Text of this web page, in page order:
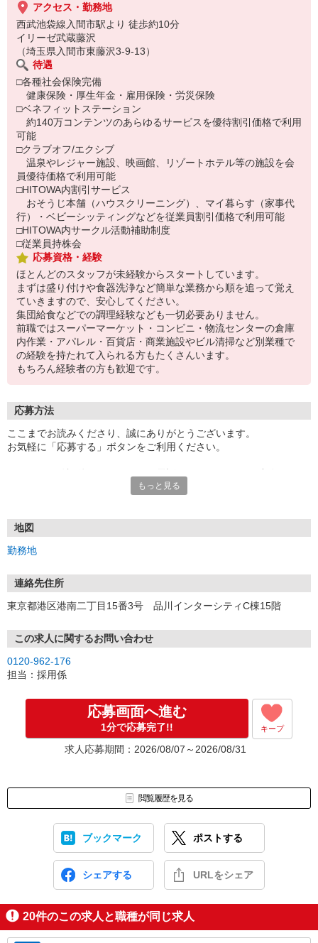
アクセス・勤務地
西武池袋線入間市駅より 徒歩約10分
イリーゼ武蔵藤沢
（埼玉県入間市東藤沢3-9-13）
待遇
□各種社会保険完備
健康保険・厚生年金・雇用保険・労災保険
□ベネフィットステーション
約140万コンテンツのあらゆるサービスを優待割引価格で利用
可能
□クラブオフ/エクシブ
温泉やレジャー施設、映画館、リゾートホテル等の施設を会
員優待価格で利用可能
□HITOWA内割引サービス
おそうじ本舗（ハウスクリーニング）、マイ暮らす（家事代
行）・ベビーシッティングなどを従業員割引価格で利用可能
□HITOWA内サークル活動補助制度
□従業員持株会
応募資格・経験
ほとんどのスタッフが未経験からスタートしています。
まずは盛り付けや食器洗浄など簡単な業務から順を追って覚え
ていきますので、安心してください。
集団給食などでの調理経験なども一切必要ありません。
前職ではスーパーマーケット・コンビニ・物流センターの倉庫
内作業・アパレル・百貨店・商業施設やビル清掃など別業種で
の経験を持たれて入られる方もたくさんいます。
もちろん経験者の方も歓迎です。
応募方法
ここまでお読みくださり、誠にありがとうございます。
お気軽に「応募する」ボタンをご利用ください。
お電話の際は「イーアイデムを見た」と伝えるとスムーズです。
もっと見る
地図
勤務地
連絡先住所
東京都港区港南二丁目15番3号 品川インターシティC棟15階
この求人に関するお問い合わせ
0120-962-176
担当：採用係
応募画面へ進む
1分で応募完了!! キープ
求人応募期間：2026/08/07～2026/08/31
閲覧履歴を見る
ブックマーク ポストする
シェアする URLをシェア
20件のこの求人と職種が同じ求人